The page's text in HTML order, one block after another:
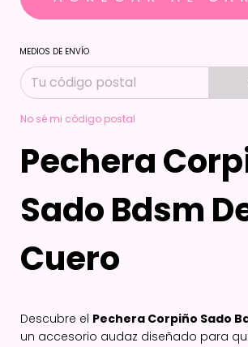
MEDIOS DE ENVÍO
No sé mi código postal
Pechera
Sado Bdsm
Cuero
Descubre el Pechera Corpiño Sado
un accesorio audaz diseñado para